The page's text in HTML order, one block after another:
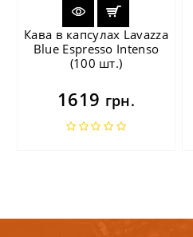
Кава в капсулах Lavazza
Blue Espresso Intenso
(100 шт.)
1619 грн.